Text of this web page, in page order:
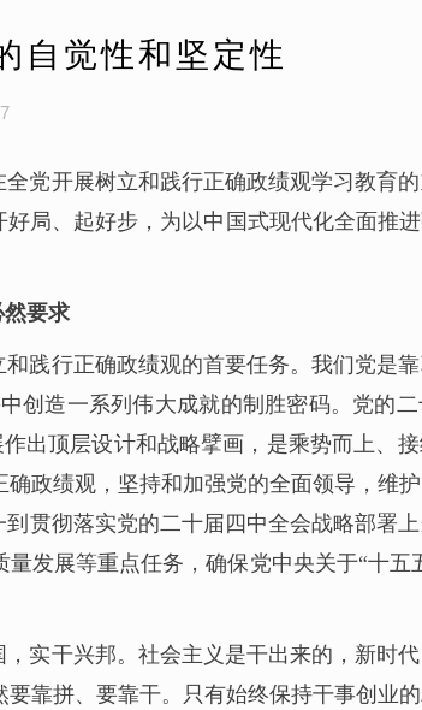
自觉性和坚定性
党开展树立和践行正确政绩观学习教育
局、起好步，为以中国式现代化全面推
要求
践行正确政绩观的首要任务。我们党是
创造一系列伟大成就的制胜密码。党的
出顶层设计和战略擘画，是乘势而上、
政绩观，坚持和加强党的全面领导，维
贯彻落实党的二十届四中全会战略部署
发展等重点任务，确保党中央关于“十五
实干兴邦。社会主义是干出来的，新时
靠拼、要靠干。只有始终保持干事创业